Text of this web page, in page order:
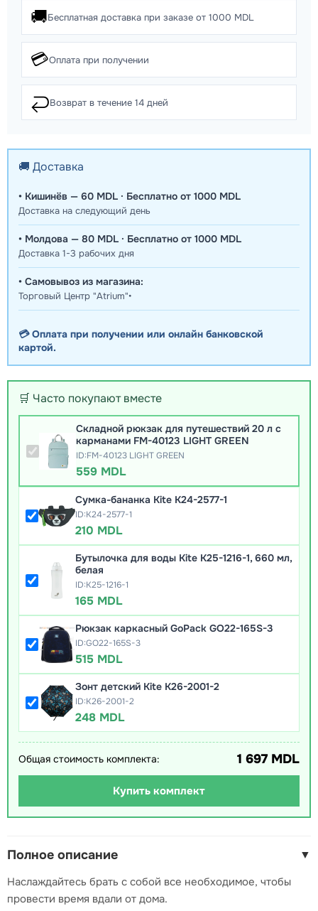
🚚Бесплатная доставка при заказе от 1000 MDL
💳Оплата при получении
↩️Возврат в течение 14 дней
🚚 Доставка
• Кишинёв — 60 MDL · Бесплатно от 1000 MDL
Доставка на следующий день
• Молдова — 80 MDL · Бесплатно от 1000 MDL
Доставка 1-3 рабочих дня
• Самовывоз из магазина:
Торговый Центр "Atrium"•
💳 Оплата при получении или онлайн банковской
картой.
🛒 Часто покупают вместе
Складной рюкзак для путешествий 20 л с
карманами FM-40123 LIGHT GREEN
ID:FM-40123 LIGHT GREEN
559 MDL
Сумка-бананка Kite K24-2577-1
ID:K24-2577-1
210 MDL
Бутылочка для воды Kite K25-1216-1, 660 мл,
белая
ID:K25-1216-1
165 MDL
Рюкзак каркасный GoPack GO22-165S-3
ID:GO22-165S-3
515 MDL
Зонт детский Kite K26-2001-2
ID:K26-2001-2
248 MDL
Общая стоимость комплекта: 1 697 MDL
Купить комплект
Полное описание ▼
Наслаждайтесь брать с собой все необходимое, чтобы
провести время вдали от дома.